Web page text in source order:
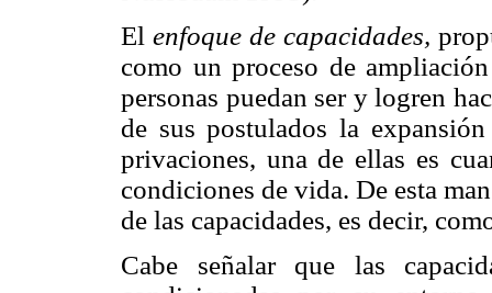
El enfoque de capacidades,
como un proceso de
personas puedan ser y logren
de sus postulados la
privaciones, una de ellas es
condiciones de vida. De esta
de las capacidades, es decir,
Cabe señalar que las